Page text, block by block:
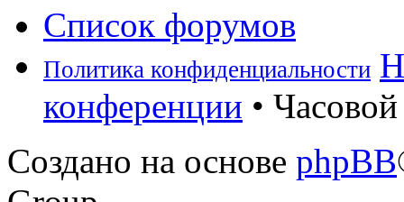
Список форумов
Политика конфиденциальности
конференции •
Создано на основе phpBB